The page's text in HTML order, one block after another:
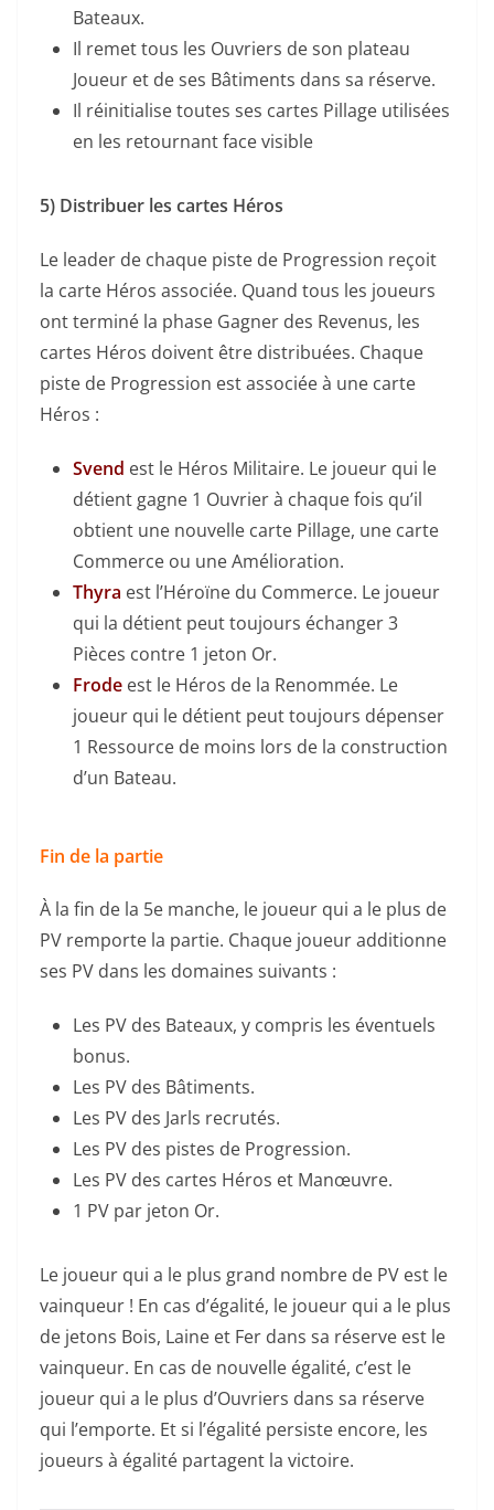
Bateaux.
Il remet tous les Ouvriers de son plateau
Joueur et de ses Bâtiments dans sa réserve.
Il réinitialise toutes ses cartes Pillage utilisées
en les retournant face visible
5) Distribuer les cartes Héros
Le leader de chaque piste de Progression reçoit
la carte Héros associée. Quand tous les joueurs
ont terminé la phase Gagner des Revenus, les
cartes Héros doivent être distribuées. Chaque
piste de Progression est associée à une carte
Héros :
Svend est le Héros Militaire. Le joueur qui le
détient gagne 1 Ouvrier à chaque fois qu’il
obtient une nouvelle carte Pillage, une carte
Commerce ou une Amélioration.
Thyra est l’Héroïne du Commerce. Le joueur
qui la détient peut toujours échanger 3
Pièces contre 1 jeton Or.
Frode est le Héros de la Renommée. Le
joueur qui le détient peut toujours dépenser
1 Ressource de moins lors de la construction
d’un Bateau.
Fin de la partie
À la fin de la 5e manche, le joueur qui a le plus de
PV remporte la partie. Chaque joueur additionne
ses PV dans les domaines suivants :
Les PV des Bateaux, y compris les éventuels
bonus.
Les PV des Bâtiments.
Les PV des Jarls recrutés.
Les PV des pistes de Progression.
Les PV des cartes Héros et Manœuvre.
1 PV par jeton Or.
Le joueur qui a le plus grand nombre de PV est le
vainqueur ! En cas d’égalité, le joueur qui a le plus
de jetons Bois, Laine et Fer dans sa réserve est le
vainqueur. En cas de nouvelle égalité, c’est le
joueur qui a le plus d’Ouvriers dans sa réserve
qui l’emporte. Et si l’égalité persiste encore, les
joueurs à égalité partagent la victoire.